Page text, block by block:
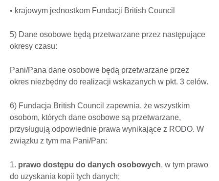
• krajowym jednostkom Fundacji British Council
5) Dane osobowe będą przetwarzane przez następujące
okresy czasu:
Pani/Pana dane osobowe będą przetwarzane przez
okres niezbędny do realizacji wskazanych w pkt. 3 celów.
6) Fundacja British Council zapewnia, że wszystkim
osobom, których dane osobowe są przetwarzane,
przysługują odpowiednie prawa wynikające z RODO. W
związku z tym ma Pani/Pan:
1. prawo dostępu do danych osobowych, w tym prawo
do uzyskania kopii tych danych;